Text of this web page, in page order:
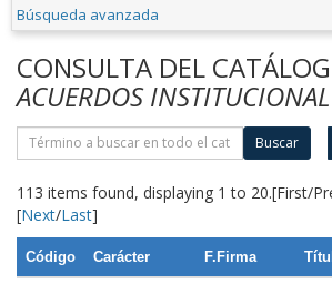
Búsqueda avanzada
CONSULTA DEL
ACUERDOS
Buscar
113 items found, displaying 1 to 20.[First/
[Next/Last]
Código Carácter F.Firma